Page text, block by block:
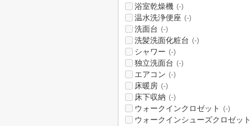
浴室乾燥機 (-)
温水洗浄便座 (-)
洗面台 (-)
洗髪洗面化粧台 (-)
シャワー (-)
独立洗面台 (-)
エアコン (-)
床暖房 (-)
床下収納 (-)
ウォークインクロゼット (-)
ウォークインシューズクロゼット